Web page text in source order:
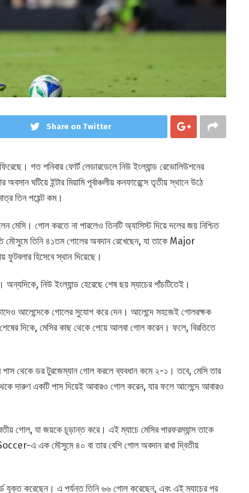
Share on Twitter
গত শনিবার ফোর্ট লেডারডেলে নিউ ইংল্যান্ড রেভোলিউশনের
ঘটিয়ে ইন্টার মিয়ামি পূর্বাঞ্চলীয় কনফারেন্সে তৃতীয় স্থানে উঠে
তিন পয়েন্ট কম।
মেসি। গোল করতে না পারলেও তিনটি অ্যাসিস্ট দিয়ে দলের জয় নিশ্চিত
মৌসুমে তিনি ৪১তম গোলের অবদান রেখেছেন, যা তাকে Major
হিসেবে স্থান দিয়েছে।
নিউ ইংল্যান্ড হেরেছে শেষ ছয় ম্যাচের পাঁচটিতেই।
আলেন্দেকে গোলের সুযোগ করে দেন। আলেন্দে সহজেই গোলরক্ষক
দিকে, মেসির কাছ থেকে পেয়ে আলবা গোল করেন। ফলে, বিরতিতে
পাস থেকে ডর টুরজেম্যান গোল করলে ব্যবধান কমে ২-১। তবে, মেসি তার
দারুণ একটি পাস দিয়েই আবারও গোল করেন, যার ফলে আলেন্দে আবারও
গোল, যা জয়কে চূড়ান্ত করে। এই ম্যাচে মেসির পারফরম্যান্স তাকে
এ এক মৌসুমে ৪০ বা তার বেশি গোল অবদান রাখা দ্বিতীয়
যুক্ত করেছেন। এ পর্যন্ত তিনি ৬৬ গোল করেছেন, এবং এই ম্যাচের পর